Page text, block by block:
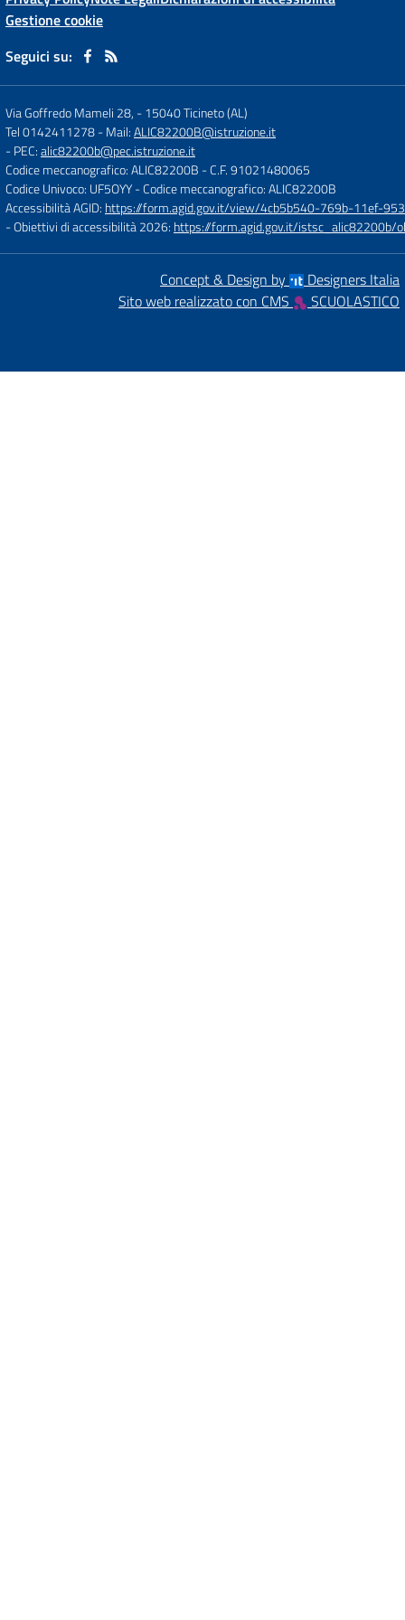
Gestione cookie
Seguici su:
Via Goffredo Mameli 28, -15040 Ticineto (AL)
Tel 0142411278- Mail:ALIC82200B@istruzione.it
- PEC:alic82200b@pec.istruzione.it
Codice meccanografico: ALIC82200B - C.F. 91021480065
Codice Univoco: UF5OYY- Codice meccanografico: ALIC82200B
Accessibilità AGID: https://form.agid.gov.it/view/4cb5b540-769b-11ef-
- Obiettivi di accessibilità 2026: https://form.agid.gov.it/
Concept & Design by
Designers Italia
Sito web realizzato con CMS
SCUOLASTICO